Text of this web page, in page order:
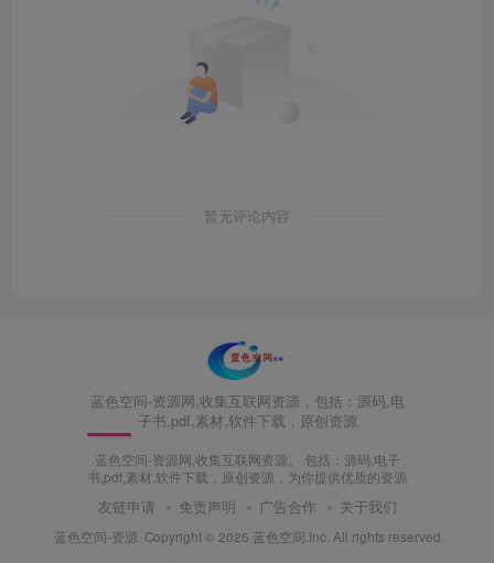
暂无评论内容
蓝色空间-资源网,收集互联网资源，包括：源码,电
子书,pdf,素材,软件下载，原创资源
蓝色空间-资源网,收集互联网资源。 包括：源码,电子
书,pdf,素材,软件下载，原创资源，为你提供优质的资源
友链申请 免责声明 广告合作 关于我们
蓝色空间-资源 Copyright © 2025 蓝色空间.Inc. All rights reserved.